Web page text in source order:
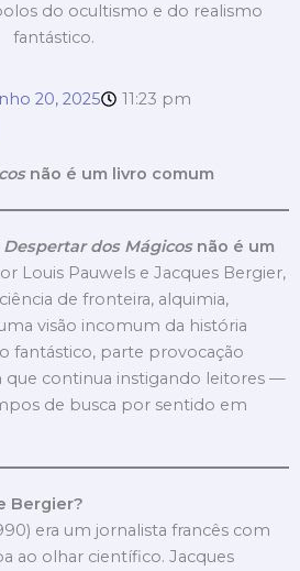
do ocultismo e do realismo
fantástico.
20, 2025
11:23 pm
não é um livro comum
Despertar dos Mágicosnão é um
Louis Pauwels e Jacques Bergier,
de fronteira, alquimia,
visão incomum da história
fantástico, parte provocação
que continua instigando leitores —
de busca por sentido em
Bergier?
era um jornalista francês com
ao olhar científico. Jacques